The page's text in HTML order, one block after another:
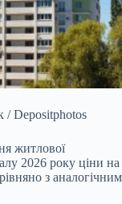
/ Depositphotos
житлової
2026 року ціни на
з аналогічним